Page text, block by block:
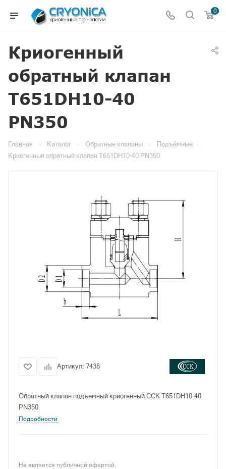
0
Криогенный
обратный клапан
T651DH10-40
PN350
Главная — Каталог — Обратные клапаны — Подъёмные —
Криогенный обратный клапан T651DH10-40 PN350
Артикул: 7438
Обратный клапан подъемный криогенный CCK T651DH10-40
PN350.
Подробности
Не является публичной офертой.